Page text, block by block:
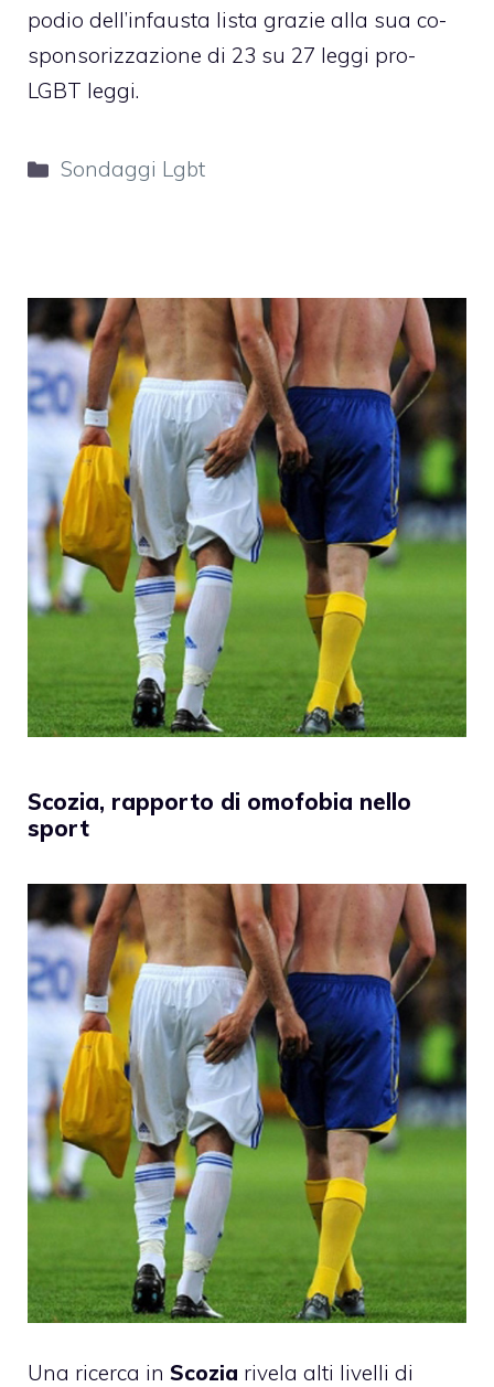
podio dell’infausta lista grazie alla sua co-
sponsorizzazione di 23 su 27 leggi pro-
LGBT leggi.
Categorie
Sondaggi Lgbt
Scozia, rapporto di omofobia nello
sport
Una ricerca in Scozia rivela alti livelli di